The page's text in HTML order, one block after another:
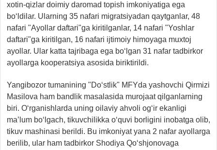
xotin-qizlar doimiy daromad topish imkoniyatiga ega
bo‘ldilar. Ularning 35 nafari migratsiyadan qaytganlar, 48
nafari "Ayollar daftari"ga kiritilganlar, 14 nafari "Yoshlar
daftari"ga kiritilgan, 16 nafari ijtimoiy himoyaga muxtoj
ayollar. Ular katta tajribaga ega bo‘lgan 31 nafar tadbirkor
ayollarga kooperatsiya asosida biriktirildi.
Yangibozor tumanining "Do‘stlik" MFYda yashovchi Qirmizi
Masilova ham bandlik masalasida murojaat qilganlarning
biri. O‘rganishlarda uning oilaviy ahvoli og‘ir ekanligi
ma’lum bo‘lgach, tikuvchilikka o‘quvi borligini inobatga olib,
tikuv mashinasi berildi. Bu imkoniyat yana 2 nafar ayollarga
berilib, ular ham tadbirkor Shodiya Qo‘shjonovaga